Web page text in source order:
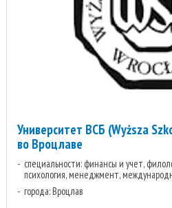
Университет ВСБ (Wyższa
во Вроцлаве
специальности: финансы и учет,
психология, менеджмент,
города: Вроцлав